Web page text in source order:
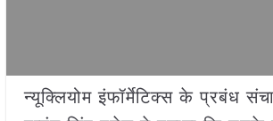
न्यूक्लियोम इंफॉर्मेटिक्स के प्रबंध